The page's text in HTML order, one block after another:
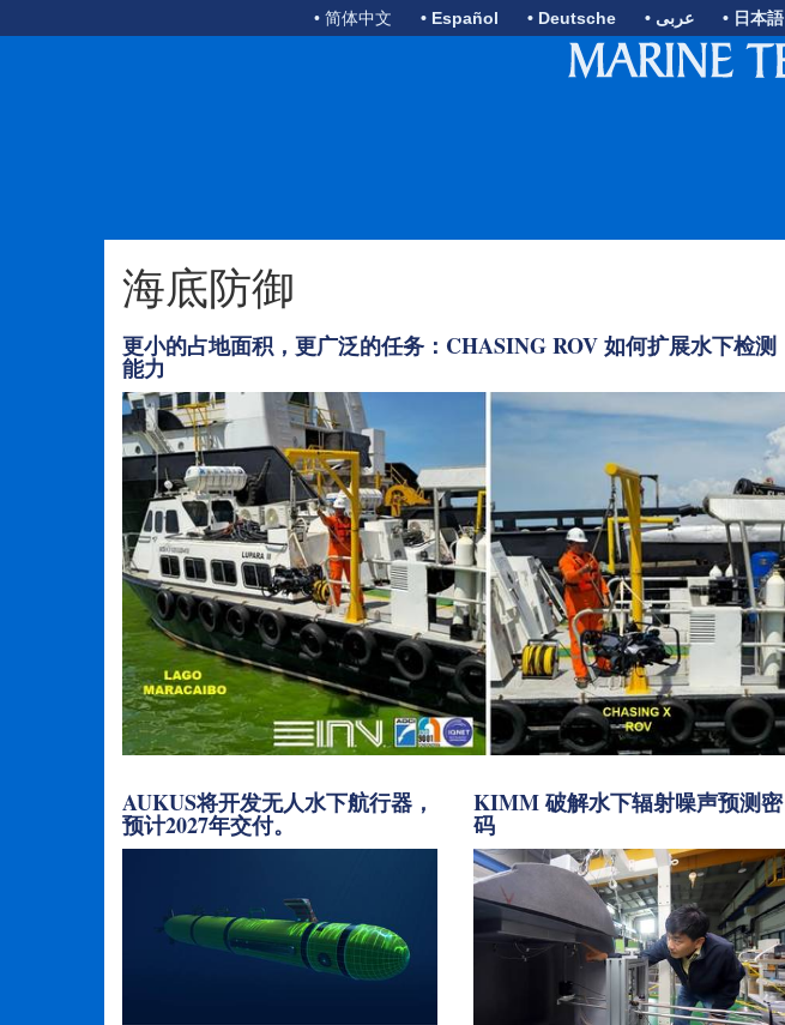
• 简体中文 • Español • Deutsche • عربى • 日本語
海底防御
更小的占地面积，更广泛的任务：CHASING ROV 如何扩展水下检测
能力
AUKUS将开发无人水下航行器，
预计2027年交付。
KIMM 破解水下辐射噪声预测密
码